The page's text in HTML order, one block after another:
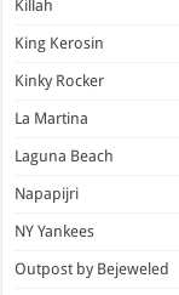
Killah
King Kerosin
Kinky Rocker
La Martina
Laguna Beach
Napapijri
NY Yankees
Outpost by Bejeweled